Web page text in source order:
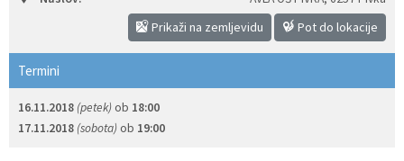
Prikaži na zemljevidu Pot do lokacije
Termini
16.11.2018 (petek) ob 18:00
17.11.2018 (sobota) ob 19:00
Kultura, šport in turizem
Sociala in zdravstvo